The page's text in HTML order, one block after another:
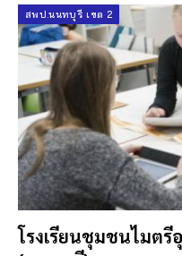
สพป.นนทบุรี เขต 2
โรงเรียนชุมชนไมต